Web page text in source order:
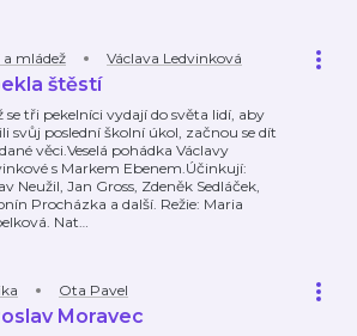
mládež Václava Ledvinková
štěstí
se tři pekelníci vydají do světa lidí, aby
svůj poslední školní úkol, začnou se dít
věci.Veselá pohádka Václavy
s Markem Ebenem.Účinkují:
Neužil, Jan Gross, Zdeněk Sedláček,
Procházka a další. Režie: Maria
Nat…
Ota Pavel
Moravec